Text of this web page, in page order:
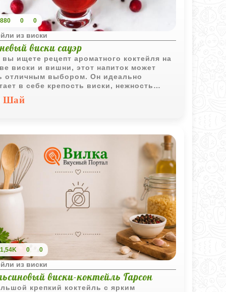
880 0 0
из виски
виски сауэр
ищете рецепт ароматного коктейля на
виски и вишни, этот напиток может
отличным выбором. Он идеально
в себе крепость виски, нежность
и свежесть лимонного сока, создавая
и изысканный вкус. Прост в
Шай
1,54K 0 0
из виски
виски-коктейль Гарсон
крепкий коктейль с ярким